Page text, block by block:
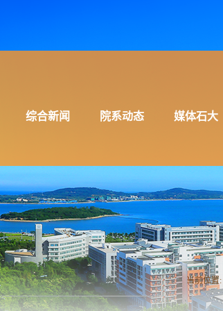
综合新闻 院系动态 媒体石大
当前位置: